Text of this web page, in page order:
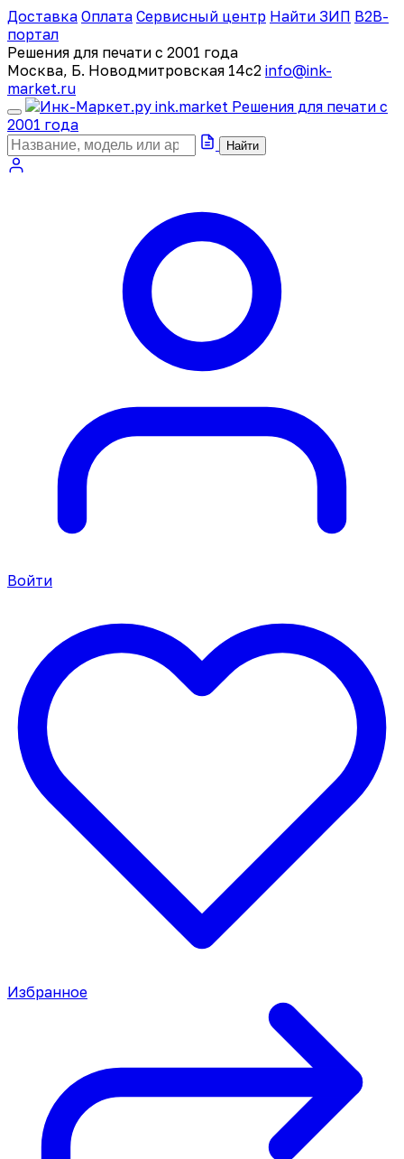
Доставка Оплата Сервисный центр Найти ЗИП B2B-
портал
Решения для печати с 2001 года
Москва, Б. Новодмитровская 14с2 info@ink-
market.ru
ink.market Решения для печати с
2001 года
Найти
Войти
Избранное